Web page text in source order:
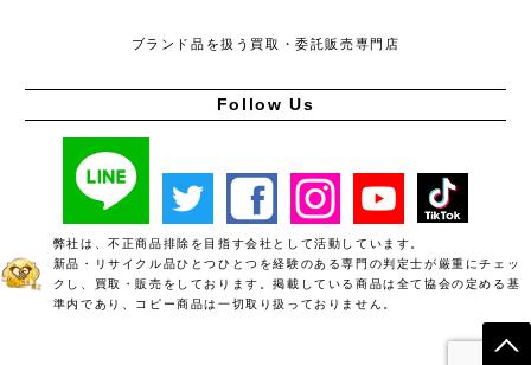
ブランド品を扱う買取・委託販売専門店
Follow Us
弊社は、不正商品排除を目指す会社として活動しています。
新品・リサイクル品ひとつひとつを経験のある専門の判定士が厳重にチェッ
クし、買取・販売をしております。掲載している商品は全て協会の定める基
準内であり、コピー商品は一切取り扱っておりません。